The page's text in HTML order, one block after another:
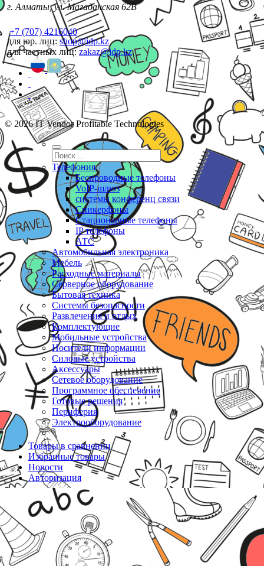
г. Алматы, ул. Магаданская 62В
+7 (707) 4216040
для юр. лиц: shop@idp.kz
для частных лиц:zakaz@idp.kz
© 2026 IT Vendor Profitable Technologies
Телефония
Беспроводные телефоны
VoIP-шлюз
системы конференц связи
Спикерфоны
Стационарные телефоны
IP телефоны
АТС
Автомобильная электроника
Мебель
Расходные материалы
Серверное оборудование
Бытовая техника
Системы безопасности
Развлечения и отдых
Комплектующие
Мобильные устройства
Носители информации
Силовые устройства
Аксессуары
Сетевое оборудование
Программное обеспечение
Готовые решения
Периферия
Электрооборудование
Товары в сравнении
Избранные товары
Новости
Авторизация